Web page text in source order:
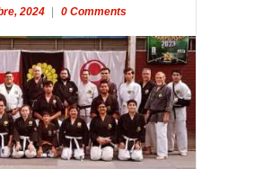
2024 0 Comments